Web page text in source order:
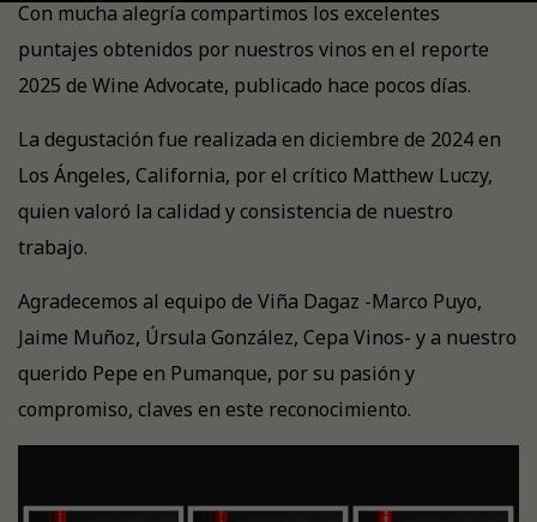
Con mucha alegría compartimos los excelentes
puntajes obtenidos por nuestros vinos en el reporte
2025 de Wine Advocate, publicado hace pocos días.
La degustación fue realizada en diciembre de 2024 en
Los Ángeles, California, por el crítico Matthew Luczy,
quien valoró la calidad y consistencia de nuestro
trabajo.
Agradecemos al equipo de Viña Dagaz -Marco Puyo,
Jaime Muñoz, Úrsula González, Cepa Vinos- y a nuestro
querido Pepe en Pumanque, por su pasión y
compromiso, claves en este reconocimiento.